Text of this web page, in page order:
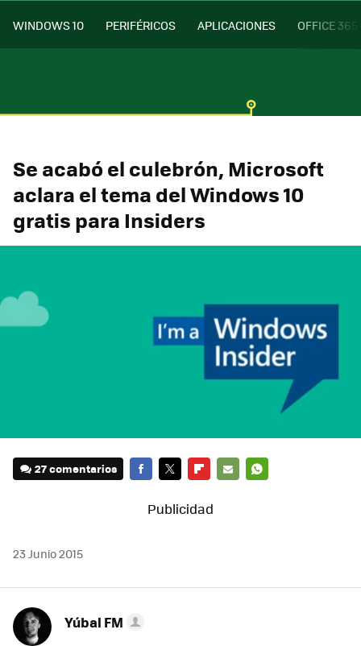
WINDOWS 10 PERIFÉRICOS APLICACIONES OFFICE 365
Se acabó el culebrón, Microsoft
aclara el tema del Windows 10
gratis para Insiders
27 comentarios
23 Junio 2015
Yúbal FM